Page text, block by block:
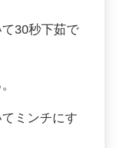
30秒下茹で
ミンチにす